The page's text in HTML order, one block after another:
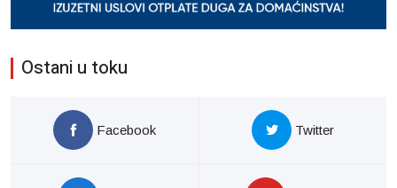
Ostani u toku
Facebook Twitter